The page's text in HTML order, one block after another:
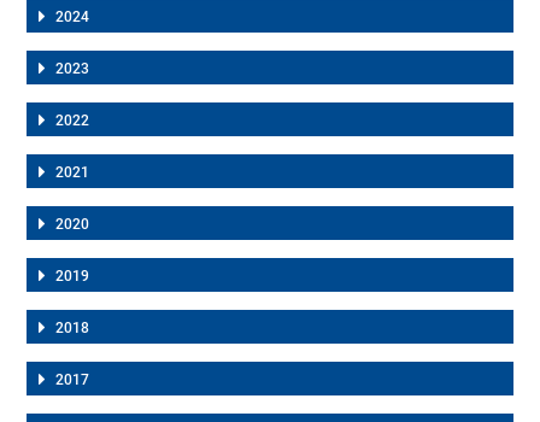
2024
2023
2022
2021
2020
2019
2018
2017